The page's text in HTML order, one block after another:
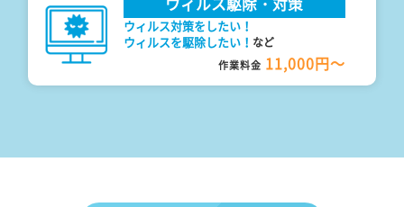
ウィルス対策をしたい！
ウィルスを駆除したい！ など
作業料金 11,000円～